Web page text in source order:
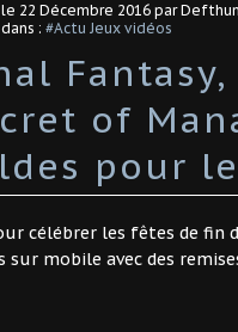
22 Décembre 2016 par
: #Actu Jeux vidéos
of
pour
célébrer les fêtes de fin
sur mobile avec des